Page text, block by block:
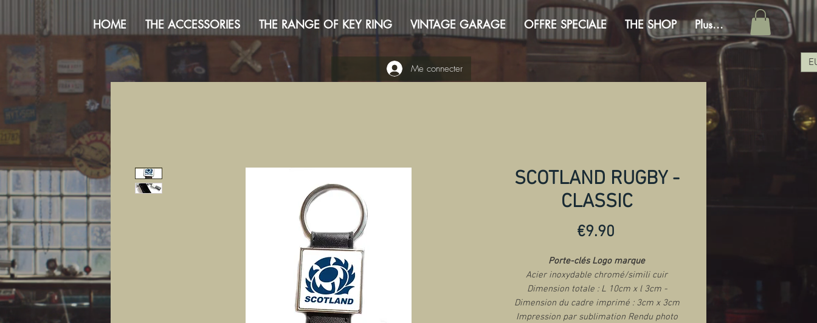
HOME THE ACCESSORIES THE RANGE OF KEY RING VINTAGE GARAGE OFFRE SPECIALE THE SHOP Plus...
Me connecter
SCOTLAND RUGBY -
CLASSIC
€9.90Price
Porte-clés Logo marque
Acier inoxydable chromé/simili cuir
Dimension totale : L 10cm x l 3cm -
Dimension du cadre imprimé : 3cm x 3cm
Impression par sublimation Rendu photo